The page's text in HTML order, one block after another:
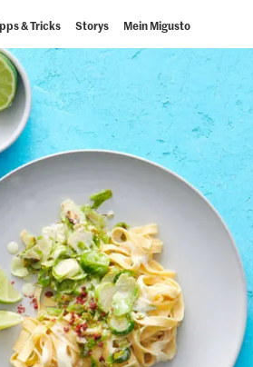
& Tricks Storys Mein Migusto